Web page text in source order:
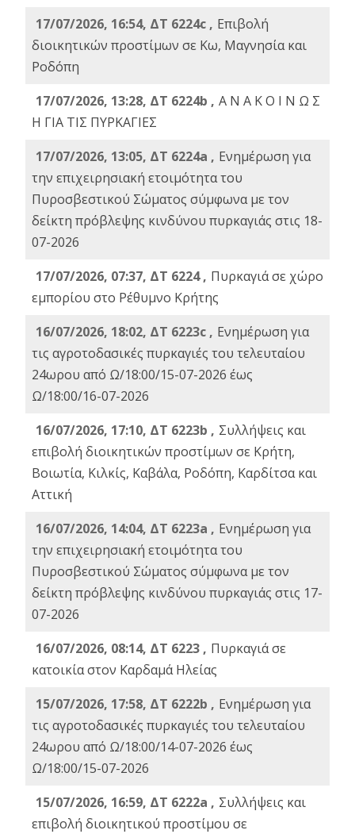
17/07/2026, 16:54, ΔΤ 6224c , Επιβολή
διοικητικών προστίμων σε Κω, Μαγνησία και
Ροδόπη
17/07/2026, 13:28, ΔΤ 6224b , Α Ν Α Κ Ο Ι Ν Ω Σ
Η ΓΙΑ ΤΙΣ ΠΥΡΚΑΓΙΕΣ
17/07/2026, 13:05, ΔΤ 6224a , Ενημέρωση για
την επιχειρησιακή ετοιμότητα του
Πυροσβεστικού Σώματος σύμφωνα με τον
δείκτη πρόβλεψης κινδύνου πυρκαγιάς στις 18-
07-2026
17/07/2026, 07:37, ΔΤ 6224 , Πυρκαγιά σε χώρο
εμπορίου στο Ρέθυμνο Κρήτης
16/07/2026, 18:02, ΔΤ 6223c , Ενημέρωση για
τις αγροτοδασικές πυρκαγιές του τελευταίου
24ωρου από Ω/18:00/15-07-2026 έως
Ω/18:00/16-07-2026
16/07/2026, 17:10, ΔΤ 6223b , Συλλήψεις και
επιβολή διοικητικών προστίμων σε Κρήτη,
Βοιωτία, Κιλκίς, Καβάλα, Ροδόπη, Καρδίτσα και
Αττική
16/07/2026, 14:04, ΔΤ 6223a , Ενημέρωση για
την επιχειρησιακή ετοιμότητα του
Πυροσβεστικού Σώματος σύμφωνα με τον
δείκτη πρόβλεψης κινδύνου πυρκαγιάς στις 17-
07-2026
16/07/2026, 08:14, ΔΤ 6223 , Πυρκαγιά σε
κατοικία στον Καρδαμά Ηλείας
15/07/2026, 17:58, ΔΤ 6222b , Ενημέρωση για
τις αγροτοδασικές πυρκαγιές του τελευταίου
24ωρου από Ω/18:00/14-07-2026 έως
Ω/18:00/15-07-2026
15/07/2026, 16:59, ΔΤ 6222a , Συλλήψεις και
επιβολή διοικητικού προστίμου σε